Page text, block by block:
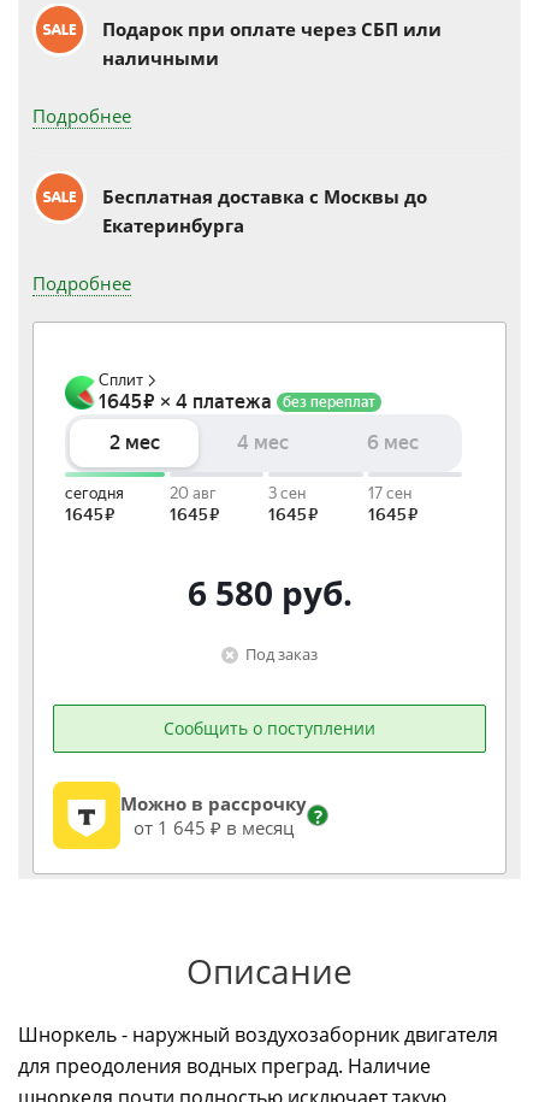
Подарок при оплате через СБП или
наличными
Подробнее
Бесплатная доставка c Москвы до
Екатеринбурга
Подробнее
6 580 руб.
Под заказ
Сообщить о поступлении
Можно в рассрочку
от 1 645 ₽ в месяц
?
Описание
Шноркель - наружный воздухозаборник двигателя
для преодоления водных преград. Наличие